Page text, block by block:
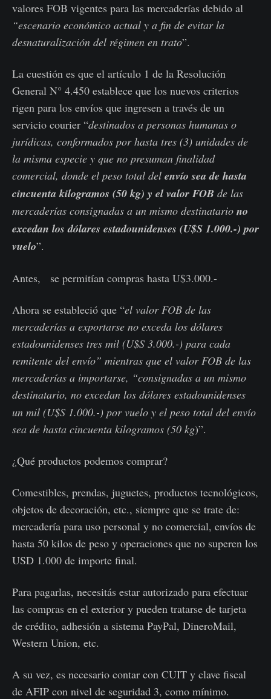
valores FOB vigentes para las mercaderías debido al
“escenario económico actual y a fin de evitar la
desnaturalización del régimen en trato”.
La cuestión es que el artículo 1 de la Resolución
General N° 4.450 establece que los nuevos criterios
rigen para los envíos que ingresen a través de un
servicio courier “destinados a personas humanas o
jurídicas, conformados por hasta tres (3) unidades de
la misma especie y que no presuman finalidad
comercial, donde el peso total del envío sea de hasta
cincuenta kilogramos (50 kg) y el valor FOB de las
mercaderías consignadas a un mismo destinatario no
excedan los dólares estadounidenses (U$S 1.000.-) por
vuelo”.
Antes, se permitían compras hasta U$3.000.-
Ahora se estableció que “el valor FOB de las
mercaderías a exportarse no exceda los dólares
estadounidenses tres mil (U$S 3.000.-) para cada
remitente del envío” mientras que el valor FOB de las
mercaderías a importarse, “consignadas a un mismo
destinatario, no excedan los dólares estadounidenses
un mil (U$S 1.000.-) por vuelo y el peso total del envío
sea de hasta cincuenta kilogramos (50 kg)”.
¿Qué productos podemos comprar?
Comestibles, prendas, juguetes, productos tecnológicos,
objetos de decoración, etc., siempre que se trate de:
mercadería para uso personal y no comercial, envíos de
hasta 50 kilos de peso y operaciones que no superen los
USD 1.000 de importe final.
Para pagarlas, necesitás estar autorizado para efectuar
las compras en el exterior y pueden tratarse de tarjeta
de crédito, adhesión a sistema PayPal, DineroMail,
Western Union, etc.
A su vez, es necesario contar con CUIT y clave fiscal
de AFIP con nivel de seguridad 3, como mínimo.